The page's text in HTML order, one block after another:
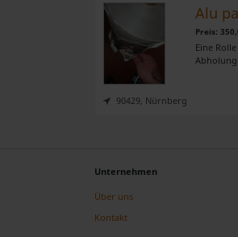
Alu
Preis:
Eine
Abholung
90429, Nürnberg
Unternehmen
Über uns
Kontakt